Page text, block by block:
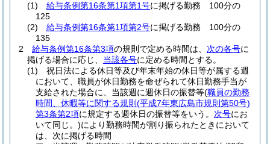
(1)
給与条例第16条第1項第1号に掲げる勤務 100分の
125
(2)
給与条例第16条第1項第2号に掲げる勤務 100分の
135
2
給与条例第16条第3項の規則で定める時間は、 次の各号に
掲げる場合に応じ、 当該各号に定める時間とする。
(1)
祝日法による休日等及び年末年始の休日等が属する週
において、職員が休日勤務を命ぜられて休日勤務手当が
支給された場合に、当該週に週休日の振替等(職員の勤務
時間、休暇等に関する規則 (平成7年東広島市規則第50号)
第3条第2項に規定する週休日の振替等をいう。 次号にお
いて同じ。)により勤務時間が割り振られたときにおいて
は、次に掲げる時間